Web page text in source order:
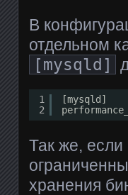
В
отдельном
[mysqld]
1
2
[mysqld]
Так же, если
хранения